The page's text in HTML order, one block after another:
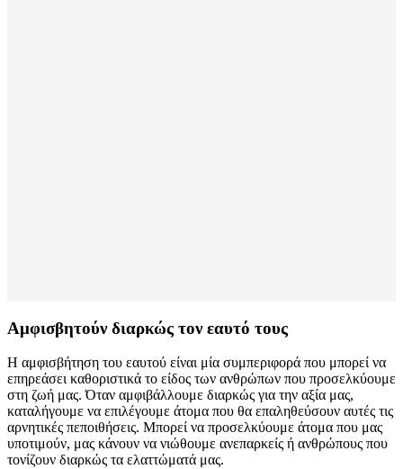
Αμφισβητούν διαρκώς τον εαυτό τους
Η αμφισβήτηση του εαυτού είναι μία συμπεριφορά που μπορεί να
επηρεάσει καθοριστικά το είδος των ανθρώπων που προσελκύουμε
στη ζωή μας. Όταν αμφιβάλλουμε διαρκώς για την αξία μας,
καταλήγουμε να επιλέγουμε άτομα που θα επαληθεύσουν αυτές τις
αρνητικές πεποιθήσεις. Μπορεί να προσελκύουμε άτομα που μας
υποτιμούν, μας κάνουν να νιώθουμε ανεπαρκείς ή ανθρώπους που
τονίζουν διαρκώς τα ελαττώματά μας.